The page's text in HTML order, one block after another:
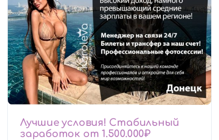
Лучшие условия! Стабильный
заработок от 1.500.000₽